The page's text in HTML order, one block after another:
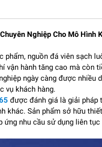
Nghiệp Cho Mô Hình
phẩm, nguồn đá viên sạch
vận hành tăng cao mà còn
ngày càng được nhiều
vụ khách hàng.
được đánh giá là giải pháp
khác. Sản phẩm sở hữu
ứng nhu cầu sử dụng liên